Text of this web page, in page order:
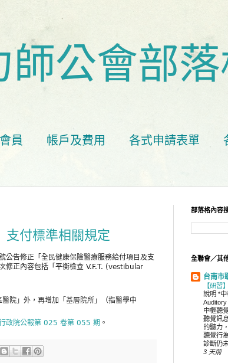
師公會部
員 帳戶及費用 各式申請表單
支付標準相關規定
告修正「全民健康保險醫療服務給付項目及支
修正內容包括「平衡檢查 V.F.T. (vestibular
院」外，再增加「基層院所」（指醫學中
政院公報第 025 卷第 055 期 。
部落格內容
全聯會／其
台南市
【研習
說明 *
中樞聽
聽覺訊
的聽力
聽覺行
診斷仍
3 天前